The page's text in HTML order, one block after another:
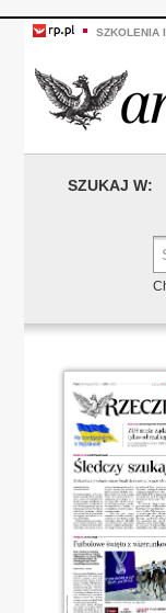
SZKOLENIA
SZUKAJ W: